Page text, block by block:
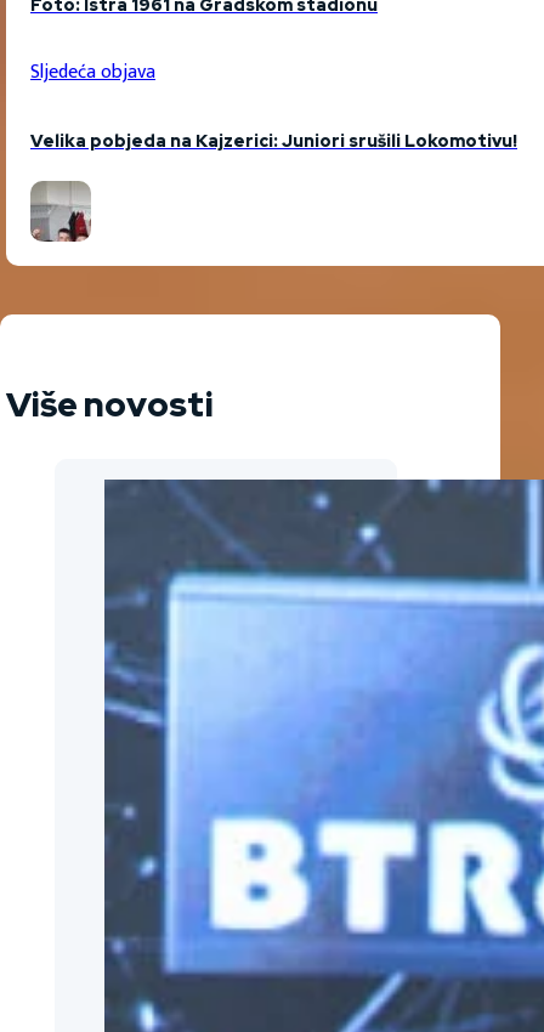
Sljedeća objava
Velika pobjeda na Kajzerici: Juniori srušili Lokomotivu!
Više novosti